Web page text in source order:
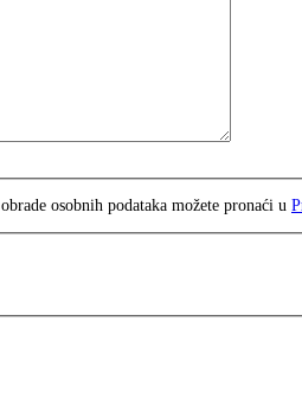
osobnih podataka možete pronaći u